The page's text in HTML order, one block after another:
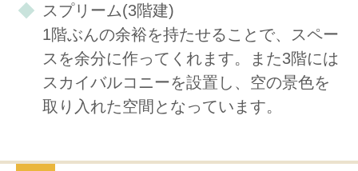
スプリーム(3階建)
1階ぶんの余裕を持たせることで、スペー
スを余分に作ってくれます。また3階には
スカイバルコニーを設置し、空の景色を
取り入れた空間となっています。